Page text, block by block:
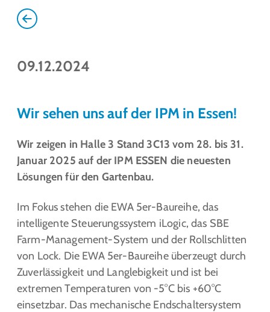
09.12.2024
Wir sehen uns auf der IPM in Essen!
Wir zeigen in Halle 3 Stand 3C13 vom 28. bis 31.
Januar 2025 auf der IPM ESSEN die neuesten
Lösungen für den Gartenbau.
Im Fokus stehen die EWA 5er-Baureihe, das
intelligente Steuerungssystem iLogic, das SBE
Farm-Management-System und der Rollschlitten
von Lock. Die EWA 5er-Baureihe überzeugt durch
Zuverlässigkeit und Langlebigkeit und ist bei
extremen Temperaturen von -5°C bis +60°C
einsetzbar. Das mechanische Endschaltersystem